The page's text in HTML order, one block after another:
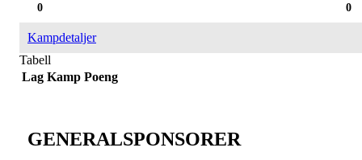
0
0
Kampdetaljer
Tabell
Lag Kamp Poeng
GENERALSPONSORER